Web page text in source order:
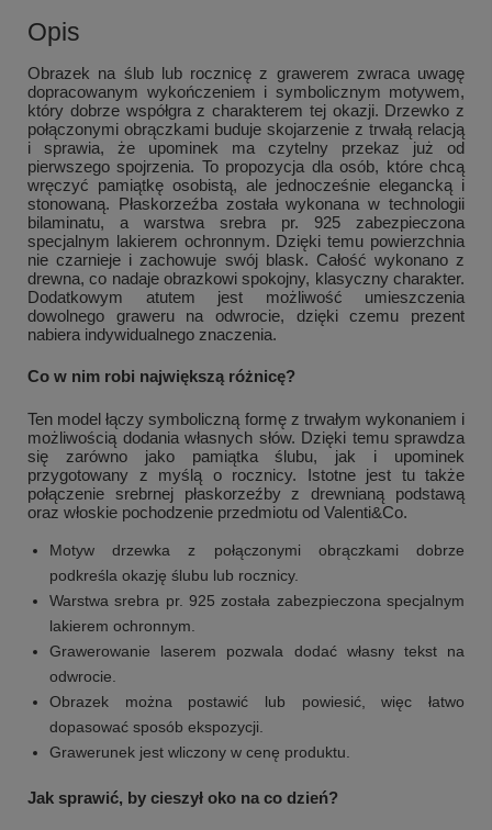
Opis
Obrazek na ślub lub rocznicę z grawerem zwraca uwagę
dopracowanym wykończeniem i symbolicznym motywem,
który dobrze współgra z charakterem tej okazji. Drzewko z
połączonymi obrączkami buduje skojarzenie z trwałą relacją
i sprawia, że upominek ma czytelny przekaz już od
pierwszego spojrzenia. To propozycja dla osób, które chcą
wręczyć pamiątkę osobistą, ale jednocześnie elegancką i
stonowaną. Płaskorzeźba została wykonana w technologii
bilaminatu, a warstwa srebra pr. 925 zabezpieczona
specjalnym lakierem ochronnym. Dzięki temu powierzchnia
nie czarnieje i zachowuje swój blask. Całość wykonano z
drewna, co nadaje obrazkowi spokojny, klasyczny charakter.
Dodatkowym atutem jest możliwość umieszczenia
dowolnego graweru na odwrocie, dzięki czemu prezent
nabiera indywidualnego znaczenia.
Co w nim robi największą różnicę?
Ten model łączy symboliczną formę z trwałym wykonaniem i
możliwością dodania własnych słów. Dzięki temu sprawdza
się zarówno jako pamiątka ślubu, jak i upominek
przygotowany z myślą o rocznicy. Istotne jest tu także
połączenie srebrnej płaskorzeźby z drewnianą podstawą
oraz włoskie pochodzenie przedmiotu od Valenti&Co.
Motyw drzewka z połączonymi obrączkami dobrze
podkreśla okazję ślubu lub rocznicy.
Warstwa srebra pr. 925 została zabezpieczona specjalnym
lakierem ochronnym.
Grawerowanie laserem pozwala dodać własny tekst na
odwrocie.
Obrazek można postawić lub powiesić, więc łatwo
dopasować sposób ekspozycji.
Grawerunek jest wliczony w cenę produktu.
Jak sprawić, by cieszył oko na co dzień?